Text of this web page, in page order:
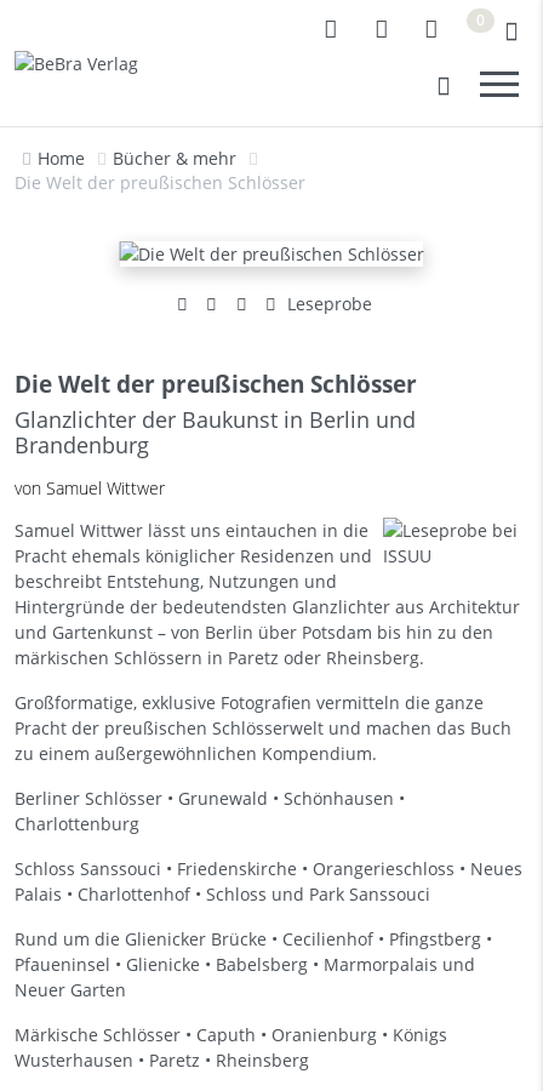
0
Home
Bücher & mehr
Die Welt der preußischen Schlösser
Leseprobe
Die Welt der preußischen Schlösser
Glanzlichter der Baukunst in Berlin und
Brandenburg
von Samuel Wittwer
Samuel Wittwer lässt uns eintauchen in die
Pracht ehemals königlicher Residenzen und
beschreibt Entstehung, Nutzungen und
Hintergründe der bedeutendsten Glanzlichter aus Architektur
und Gartenkunst – von Berlin über Potsdam bis hin zu den
märkischen Schlössern in Paretz oder Rheinsberg.
Großformatige, exklusive Fotografien vermitteln die ganze
Pracht der preußischen Schlösserwelt und machen das Buch
zu einem außergewöhnlichen Kompendium.
Berliner Schlösser • Grunewald • Schönhausen •
Charlottenburg
Schloss Sanssouci • Friedenskirche • Orangerieschloss • Neues
Palais • Charlottenhof • Schloss und Park Sanssouci
Rund um die Glienicker Brücke • Cecilienhof • Pfingstberg •
Pfaueninsel • Glienicke • Babelsberg • Marmorpalais und
Neuer Garten
Märkische Schlösser • Caputh • Oranienburg • Königs
Wusterhausen • Paretz • Rheinsberg